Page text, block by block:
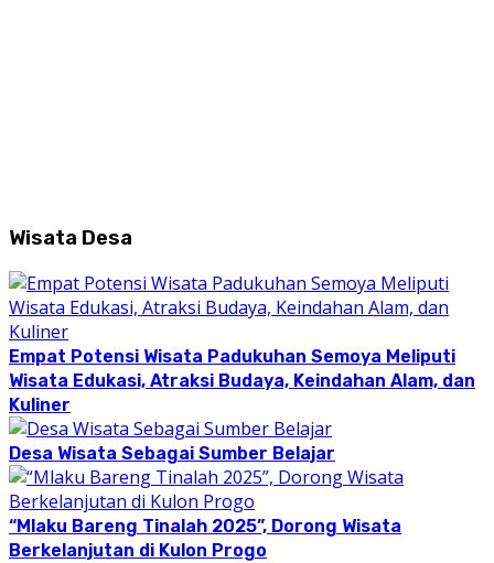
Wisata Desa
Empat Potensi Wisata Padukuhan Semoya Meliputi
Wisata Edukasi, Atraksi Budaya, Keindahan Alam, dan
Kuliner
Desa Wisata Sebagai Sumber Belajar
“Mlaku Bareng Tinalah 2025”, Dorong Wisata
Berkelanjutan di Kulon Progo